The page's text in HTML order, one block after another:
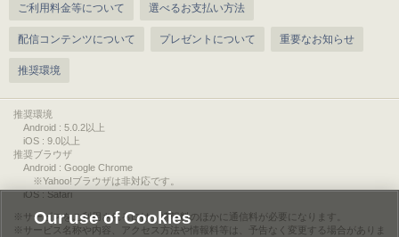
ご利用料金等について 選べるお支払い方法
配信コンテンツについて プレゼントについて 重要なお知らせ
推奨環境
推奨環境
Android : 5.0.2以上
iOS : 9.0以上
推奨ブラウザ
Android : Google Chrome
※Yahoo!ブラウザは非対応です。
iOS : Safari
サービスをご利用されるには、情報料のほかに通信料が必要になります。
サービス名称や内容、アクセス方法や情報料等は、予告なく変更する場合がありま
Our use of Cookies